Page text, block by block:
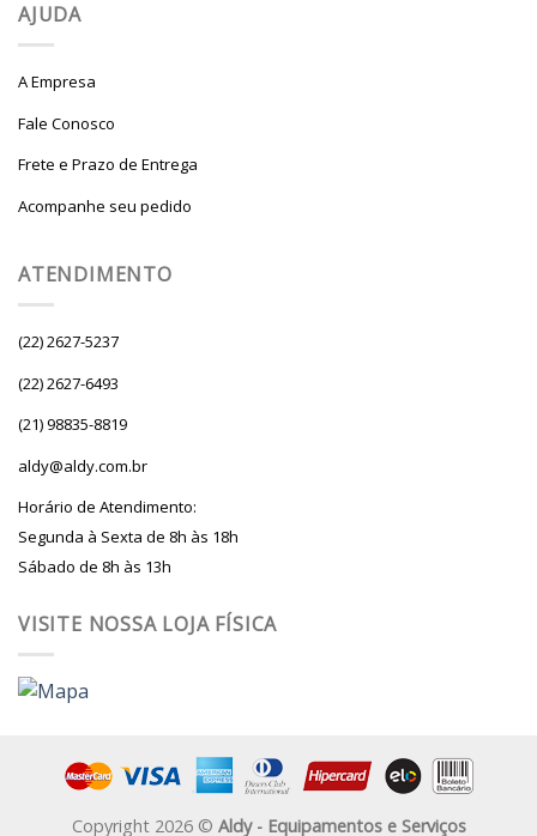
AJUDA
A Empresa
Fale Conosco
Frete e Prazo de Entrega
Acompanhe seu pedido
ATENDIMENTO
(22) 2627-5237
(22) 2627-6493
(21) 98835-8819
aldy@aldy.com.br
Horário de Atendimento:
Segunda à Sexta de 8h às 18h
Sábado de 8h às 13h
VISITE NOSSA LOJA FÍSICA
Copyright 2026 © Aldy - Equipamentos e Serviços